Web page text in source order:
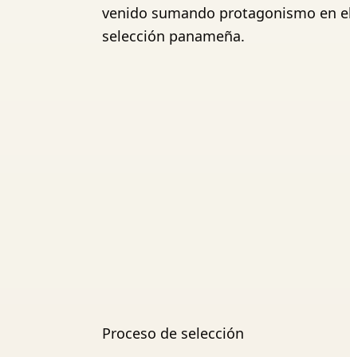
venido sumando protagonismo en
selección panameña.
Proceso de selección